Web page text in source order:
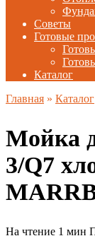
Советы
Готовые
Каталог
Главная » Каталог
Мойка
3/Q7
На чтение 1 мин